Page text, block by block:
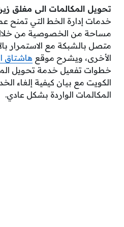
تحويل المكالمات الى مغلق زين
خدمات إدارة الخط التي تمنح
مساحة من الخصوصية من خلال
متصل بالشبكة مع الاستمرار
الأخرى، ويشرح موقع هاشتاق
خطوات تفعيل خدمة تحويل
الكويت مع بيان كيفية إلغاء
المكالمات الواردة بشكل عادي.